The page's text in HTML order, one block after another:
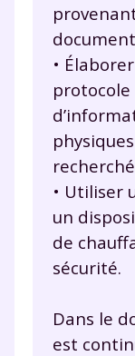
•
• Utiliser
un
de
sécurité.
Dans le
est